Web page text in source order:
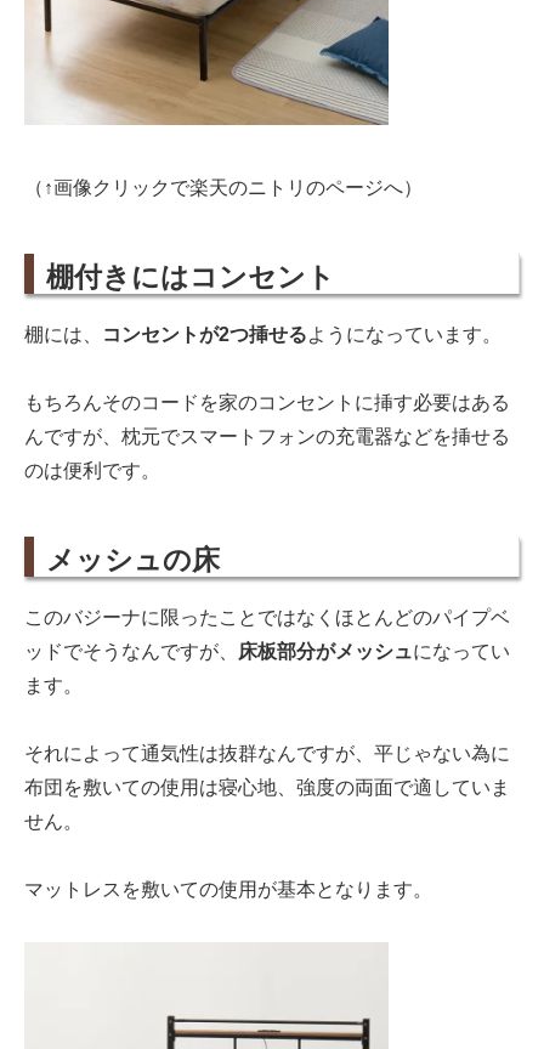
（↑画像クリックで楽天のニトリのページへ）
棚付きにはコンセント
棚には、 コンセントが2つ挿せるようになっています。
もちろんそのコードを家のコンセントに挿す必要はある
んですが、枕元でスマートフォンの充電器などを挿せる
のは便利です。
メッシュの床
このバジーナに限ったことではなくほとんどのパイプベ
ッドでそうなんですが、
床板部分がメッシュになってい
ます。
それによって通気性は抜群なんですが、平じゃない為に
布団を敷いての使用は寝心地、強度の両面で適していま
せん。
マットレスを敷いての使用が基本となります。